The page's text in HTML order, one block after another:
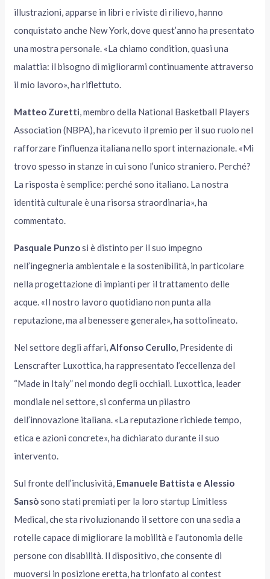
illustrazioni, apparse in libri e riviste di rilievo, hanno
conquistato anche New York, dove quest’anno ha presentato
una mostra personale. «La chiamo condition, quasi una
malattia: il bisogno di migliorarmi continuamente attraverso
il mio lavoro», ha riflettuto.
Matteo Zuretti, membro della National Basketball Players
Association (NBPA), ha ricevuto il premio per il suo ruolo nel
rafforzare l’influenza italiana nello sport internazionale. «Mi
trovo spesso in stanze in cui sono l’unico straniero. Perché?
La risposta è semplice: perché sono italiano. La nostra
identità culturale è una risorsa straordinaria», ha
commentato.
Pasquale Punzosi è distinto per il suo impegno
nell’ingegneria ambientale e la sostenibilità, in particolare
nella progettazione di impianti per il trattamento delle
acque. «Il nostro lavoro quotidiano non punta alla
reputazione, ma al benessere generale», ha sottolineato.
Nel settore degli affari,Alfonso Cerullo, Presidente di
Lenscrafter Luxottica, ha rappresentato l’eccellenza del
“Made in Italy” nel mondo degli occhiali. Luxottica, leader
mondiale nel settore, si conferma un pilastro
dell’innovazione italiana. «La reputazione richiede tempo,
etica e azioni concrete», ha dichiarato durante il suo
intervento.
Sul fronte dell’inclusività, Emanuele Battista e Alessio
Sansòsono stati premiati per la loro startup Limitless
Medical, che sta rivoluzionando il settore con una sedia a
rotelle capace di migliorare la mobilità e l’autonomia delle
persone con disabilità. Il dispositivo, che consente di
muoversi in posizione eretta, ha trionfato al contest